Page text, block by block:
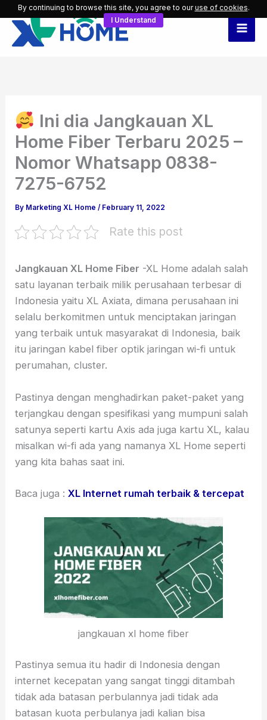
Skip
content
Ini dia Jangkauan XL
Home Fiber Terbaru 2025 –
Nomor Whatsapp 0838-
7275-6752
By Marketing XL Home/ February 11, 2022
Rate this post
Jangkauan XL Home Fiber -XL Home adalah salah
satu layanan terbaik milik perusahaan terbesar di
Indonesia yaitu XL Axiata, dimana perusahaan ini
selalu berkomitmen untuk menciptakan jaringan
yang terbaik untuk masyarakat di Indonesia, baik
itu jaringan kabel fiber optik jaringan wi-fi untuk
perumahan, cluster.
Pastinya dengan menghadirkan paket-paket yang
terjangkau dengan spesifikasi yang mumpuni salah
satunya seperti kartu Axis ada juga kartu XL, kalau
misalkan wi-fi ada yang namanya XL Home seperti
yang kita bahas saat ini.
Baca juga :XL Internet rumah terbaik & tercepat
jangkauan xl home fiber
Pastinya semua itu hadir di Indonesia dengan
internet kecepatan yang sangat tinggi ditambah
tidak ada batasan perbulannya jadi tidak ada
batasan kuota perbulanya jadi kalian bisa
By continuing to browse this site, you agree to ouruse of cookies.
I Understand